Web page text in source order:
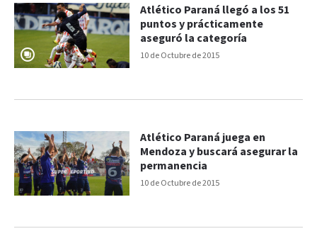
10 de Octubre de 2015
Atlético Paraná llegó a los 51
puntos y prácticamente
aseguró la categoría
10 de Octubre de 2015
Atlético Paraná juega en
Mendoza y buscará asegurar la
permanencia